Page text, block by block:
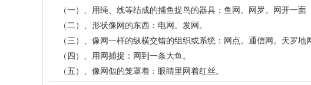
（一）、用绳、线等结成的捕鱼捉鸟的器具：鱼网。网罗。网开一
（二）、形状像网的东西：电网。发网。
（三）、像网一样的纵横交错的组织或系统：网点。通信网。天罗地
（四）、用网捕捉：网到一条大鱼。
（五）、像网似的笼罩着：眼睛里网着红丝。